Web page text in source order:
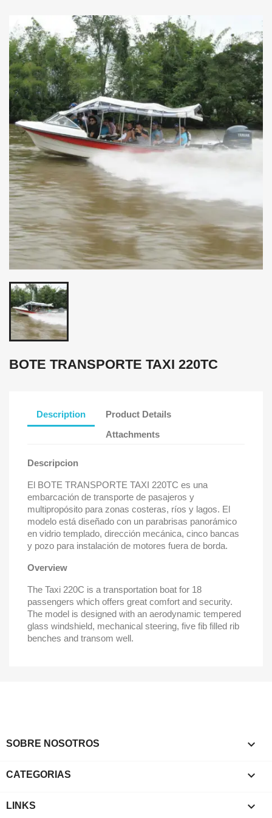
BOTE TRANSPORTE TAXI 220TC
Description
Product Details
Attachments
Descripcion
El BOTE TRANSPORTE TAXI 220TC es una
embarcación de transporte de pasajeros y
multipropósito para zonas costeras, ríos y lagos. El
modelo está diseñado con un parabrisas panorámico
en vidrio templado, dirección mecánica, cinco bancas
y pozo para instalación de motores fuera de borda.
Overview
The Taxi 220C is a transportation boat for 18
passengers which offers great comfort and security.
The model is designed with an aerodynamic tempered
glass windshield, mechanical steering, five fib filled rib
benches and transom well.
SOBRE NOSOTROS 
CATEGORIAS 
LINKS 